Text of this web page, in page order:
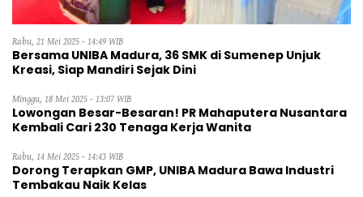
Rabu, 21 Mei 2025 - 14:49 WIB
Bersama UNIBA Madura, 36 SMK di Sumenep Unjuk
Kreasi, Siap Mandiri Sejak Dini
Minggu, 18 Mei 2025 - 13:07 WIB
Lowongan Besar-Besaran! PR Mahaputera Nusantara
Kembali Cari 230 Tenaga Kerja Wanita
Rabu, 14 Mei 2025 - 14:43 WIB
Dorong Terapkan GMP, UNIBA Madura Bawa Industri
Tembakau Naik Kelas